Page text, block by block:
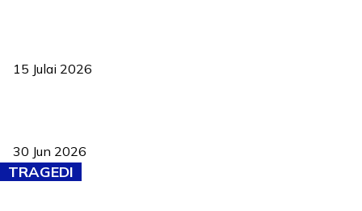
15 Julai 2026
30 Jun 2026
TRAGEDI